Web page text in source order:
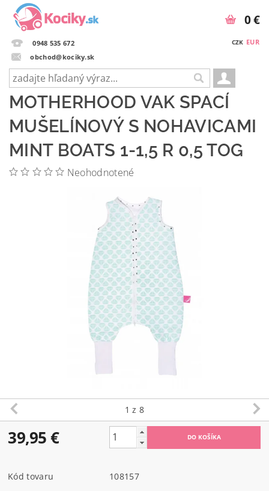
0948 535 672
obchod@kociky.sk
CZK EUR
0 €
MOTHERHOOD VAK SPACÍ
MUŠELÍNOVÝ S NOHAVICAMI
MINT BOATS 1-1,5 R 0,5 TOG
Neohodnotené
1 z 8
39,95 €
Kód tovaru
108157